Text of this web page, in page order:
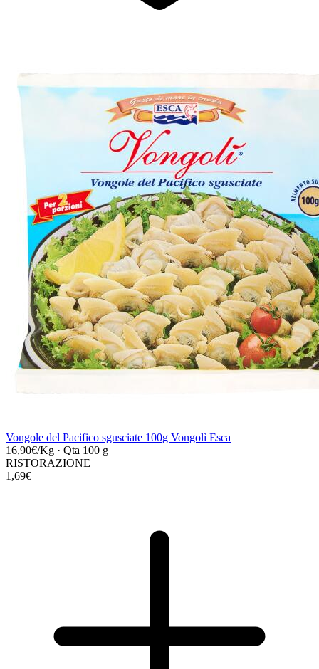
Vongole del Pacifico sgusciate 100g Vongolì Esca
16,90€/Kg · Qta 100 g
RISTORAZIONE
1,69€